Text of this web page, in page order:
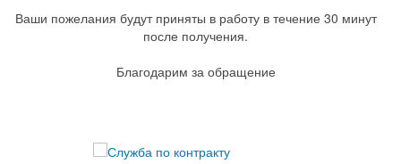
Ваши пожелания будут приняты в работу в течение 30 минут
после получения.
Благодарим за обращение